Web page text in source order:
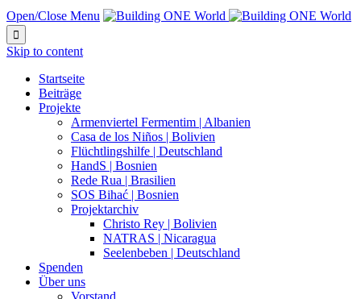
Open/Close Menu

Skip to content
Startseite
Beiträge
Projekte
Armenviertel Fermentim | Albanien
Casa de los Niños | Bolivien
Flüchtlingshilfe | Deutschland
HandS | Bosnien
Rede Rua | Brasilien
SOS Bihać | Bosnien
Projektarchiv
Christo Rey | Bolivien
NATRAS | Nicaragua
Seelenbeben | Deutschland
Spenden
Über uns
Vorstand